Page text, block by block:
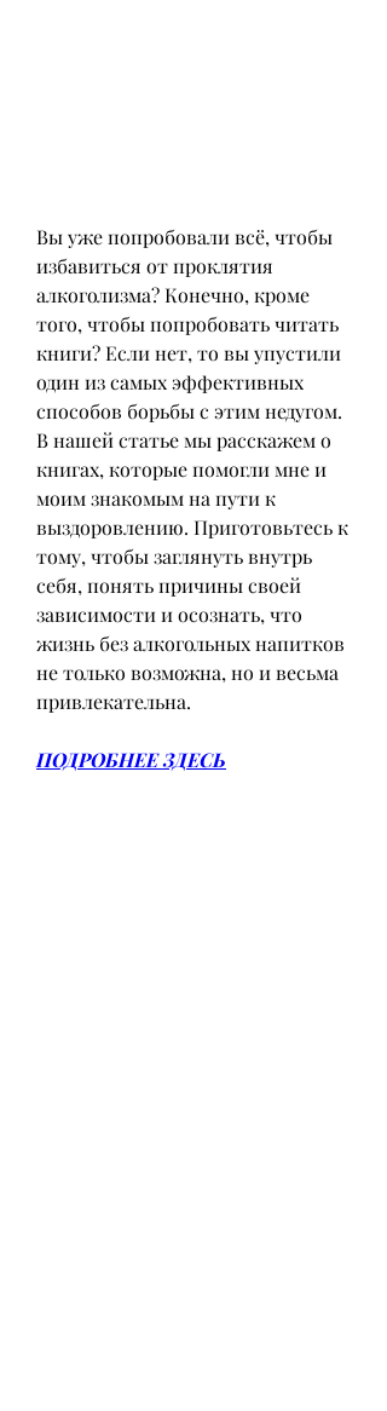
Вы уже попробовали всё, чтобы
избавиться от проклятия
алкоголизма? Конечно, кроме
того, чтобы попробовать читать
книги? Если нет, то вы упустили
один из самых эффективных
способов борьбы с этим недугом.
В нашей статье мы расскажем о
книгах, которые помогли мне и
моим знакомым на пути к
выздоровлению. Приготовьтесь к
тому, чтобы заглянуть внутрь
себя, понять причины своей
зависимости и осознать, что
жизнь без алкогольных напитков
не только возможна, но и весьма
привлекательна.
ПОДРОБНЕЕ ЗДЕСЬ